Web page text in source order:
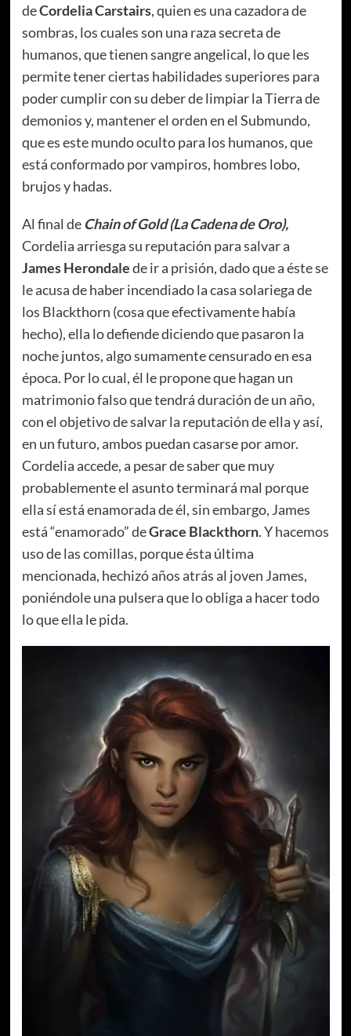
deCordelia Carstairs, quien es una cazadora de
sombras, los cuales son una raza secreta de
humanos, que tienen sangre angelical, lo que les
permite tener ciertas habilidades superiores para
poder cumplir con su deber de limpiar la Tierra de
demonios y, mantener el orden en el Submundo,
que es este mundo oculto para los humanos, que
está conformado por vampiros, hombres lobo,
brujos y hadas.
Al final de Chain of Gold (La Cadena de Oro),
Cordelia arriesga su reputación para salvar a
James Herondalede ir a prisión, dado que a éste se
le acusa de haber incendiado la casa solariega de
los Blackthorn (cosa que efectivamente había
hecho), ella lo defiende diciendo que pasaron la
noche juntos, algo sumamente censurado en esa
época. Por lo cual, él le propone que hagan un
matrimonio falso que tendrá duración de un año,
con el objetivo de salvar la reputación de ella y así,
en un futuro, ambos puedan casarse por amor.
Cordelia accede, a pesar de saber que muy
probablemente el asunto terminará mal porque
ella sí está enamorada de él, sin embargo, James
está “enamorado” deGrace Blackthorn. Y hacemos
uso de las comillas, porque ésta última
mencionada, hechizó años atrás al joven James,
poniéndole una pulsera que lo obliga a hacer todo
lo que ella le pida.